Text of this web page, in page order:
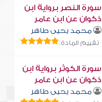
سورة النصر برواية ابن
ذكوان عن ابن عامر
محمد يحيى طاهر
تقييم المادة:
سورة الكوثر برواية ابن
ذكوان عن ابن عامر
محمد يحيى طاهر